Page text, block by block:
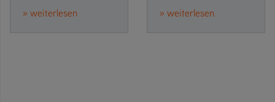
» weiterlesen
» weiterlesen